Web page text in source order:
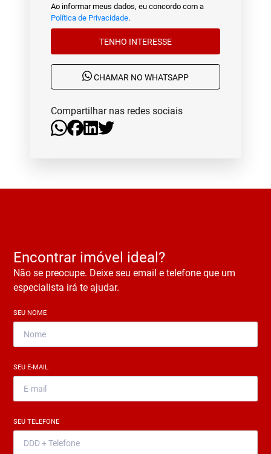
Ao informar meus dados, eu concordo com a
Política de Privacidade.
TENHO INTERESSE
CHAMAR NO WHATSAPP
Compartilhar nas redes sociais
Encontrar imóvel ideal?
Não se preocupe. Deixe seu email e telefone que um
especialista irá te ajudar.
SEU NOME
SEU E-MAIL
SEU TELEFONE